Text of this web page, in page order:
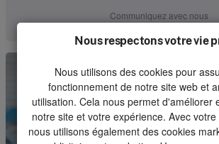
Article number
2303676
Piece
Minimum order quantity
1
Communiquez avec nous
Nous respectons votre vie
Nous utilisons des cookies pour
fonctionnement de notre site web et
utilisation. Cela nous permet d'améliorer
notre site et votre expérience. Avec
nous utilisons également des cookies